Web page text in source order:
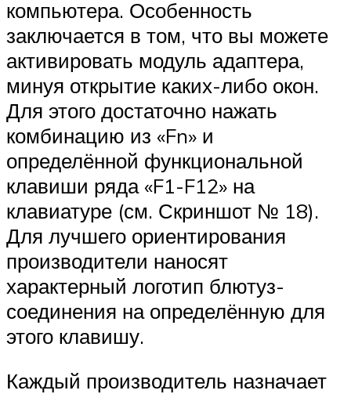
компьютера. Особенность
заключается в том, что вы можете
активировать модуль адаптера,
минуя открытие каких-либо окон.
Для этого достаточно нажать
комбинацию из «Fn» и
определённой функциональной
клавиши ряда «F1-F12» на
клавиатуре (см. Скриншот № 18).
Для лучшего ориентирования
производители наносят
характерный логотип блютуз-
соединения на определённую для
этого клавишу.
Каждый производитель назначает